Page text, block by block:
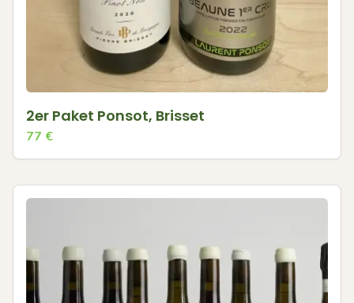
2er Paket Ponsot, Brisset
77 €